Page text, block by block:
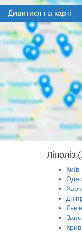
Дивитися на карті
Ліполіз
Київ
Львів